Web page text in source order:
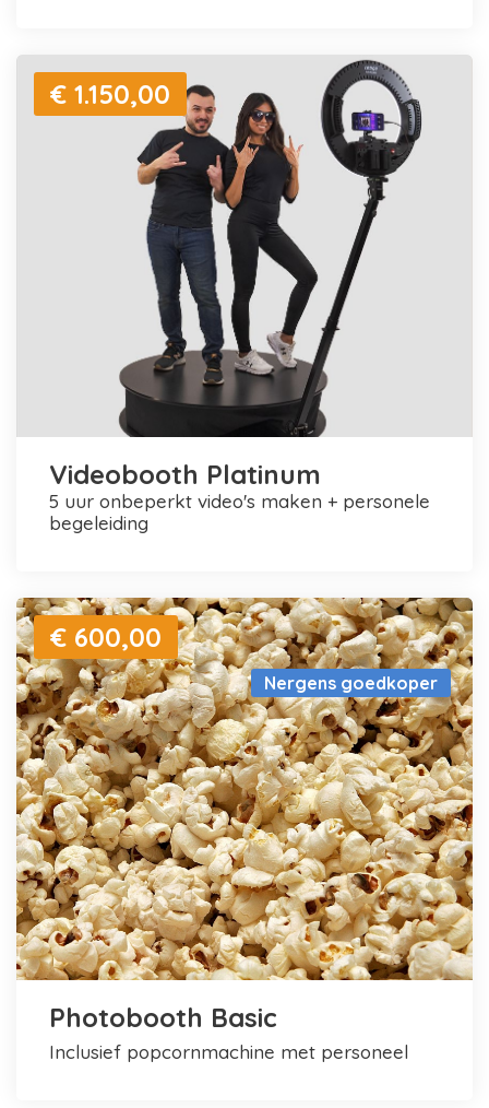
€ 1.150,00
Videobooth Platinum
5 uur onbeperkt video's maken + personele
begeleiding
Nergens goedkoper
€ 600,00
Photobooth Basic
inclusief popcornmachine met personeel